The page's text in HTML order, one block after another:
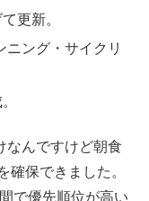
更新。
ング・サイクリ
なんですけど朝食
確保できました。
で優先順位が高い